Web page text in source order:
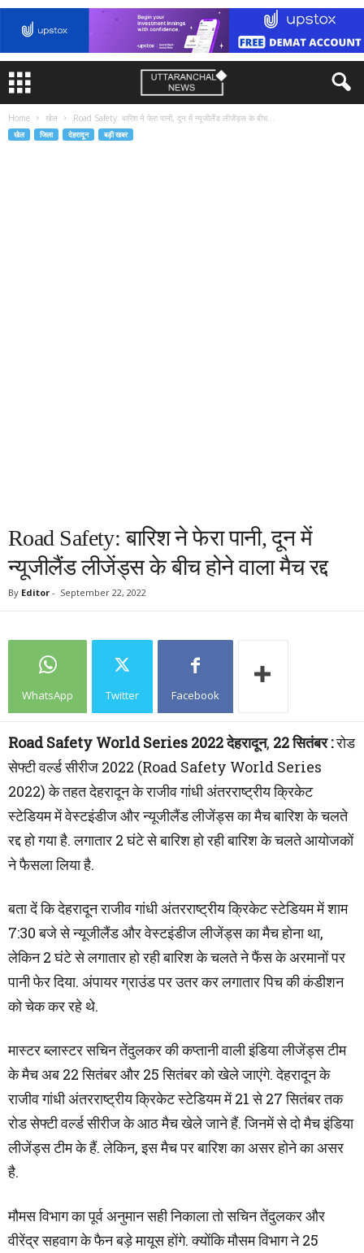
Home खेल Road Safety: बारिश ने फेरा पानी, दून में न्यूजीलैंड लीजेंड्स के बीच...
खेल जिला देहरादून बड़ी खबर
Road Safety: बारिश ने फेरा पानी, दून में
न्यूजीलैंड लीजेंड्स के बीच होने वाला मैच रद्द
By Editor - September 22, 2022
WhatsApp Twitter Facebook
Road Safety World Series 2022 देहरादून, 22 सितंबर :रोड
सेफ्टी वर्ल्ड सीरीज 2022 (Road Safety World Series
2022) के तहत देहरादून के राजीव गांधी अंतरराष्ट्रीय क्रिकेट
स्टेडियम में वेस्टइंडीज और न्यूजीलैंड लीजेंड्स का मैच बारिश के चलते
रद्द हो गया है. लगातार 2 घंटे से बारिश हो रही बारिश के चलते आयोजकों
ने फैसला लिया है.
बता दें कि देहरादून राजीव गांधी अंतरराष्ट्रीय क्रिकेट स्टेडियम में शाम
7:30 बजे से न्यूजीलैंड और वेस्टइंडीज लीजेंड्स का मैच होना था,
लेकिन 2 घंटे से लगातार हो रही बारिश के चलते ने फैंस के अरमानों पर
पानी फेर दिया. अंपायर ग्राउंड पर उतर कर लगातार पिच की कंडीशन
को चेक कर रहे थे.
मास्टर ब्लास्टर सचिन तेंदुलकर की कप्तानी वाली इंडिया लीजेंड्स टीम
के मैच अब 22 सितंबर और 25 सितंबर को खेले जाएंगे. देहरादून के
राजीव गांधी अंतरराष्ट्रीय क्रिकेट स्टेडियम में 21 से 27 सितंबर तक
रोड सेफ्टी वर्ल्ड सीरीज के आठ मैच खेले जाने हैं. जिनमें से दो मैच इंडिया
लीजेंड्स टीम के हैं. लेकिन, इस मैच पर बारिश का असर होने का असर
है.
मौमस विभाग का पूर्व अनुमान सही निकाला तो सचिन तेंदुलकर और
वीरेंद्र सहवाग के फैन बड़े मायूस होंगे. क्योंकि मौसम विभाग ने 25